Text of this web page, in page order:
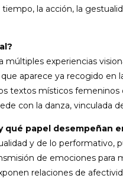
la acción, la
múltiples experiencias
aparece ya recogido en
textos místicos
con la danza, vinculada
qué papel desempeñan
y de lo performativo,
de emociones para
relaciones de